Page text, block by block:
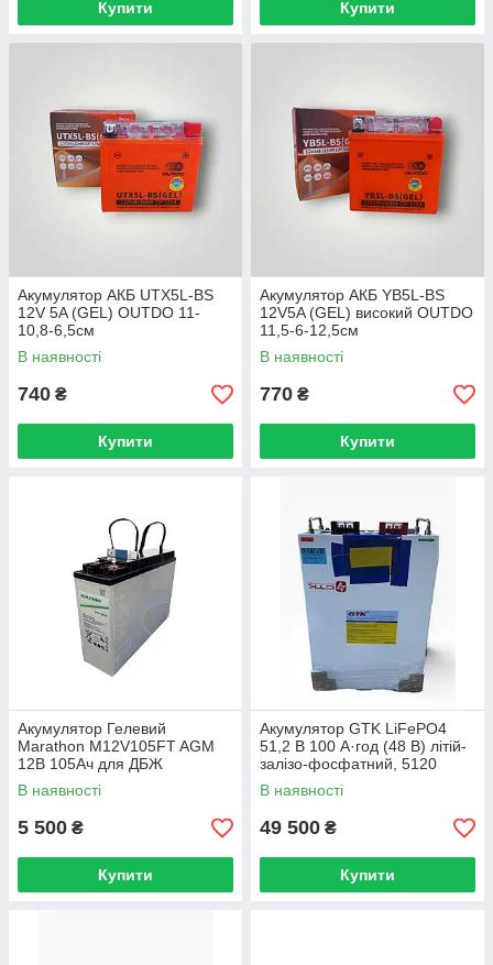
Купити Купити
Акумулятор АКБ UTX5L-BS
12V 5A (GEL) OUTDO 11-
10,8-6,5см
В наявності
740 ₴
Купити
Акумулятор АКБ YB5L-BS
12V5A (GEL) високий OUTDO
11,5-6-12,5см
В наявності
770 ₴
Купити
Акумулятор Гелевий
Marathon M12V105FT AGM
12В 105Ач для ДБЖ
В наявності
5 500 ₴
Купити
Акумулятор GTK LiFePO4
51,2 В 100 А·год (48 В) літій-
залізо-фосфатний, 5120
Вт·год
В наявності
49 500 ₴
Купити